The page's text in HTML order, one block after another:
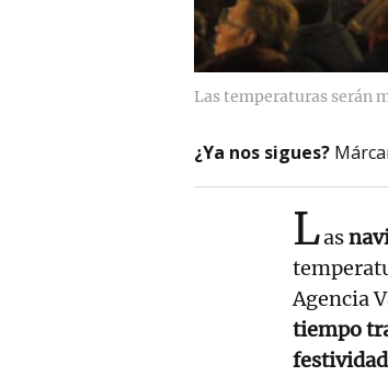
Las temperaturas serán
¿Ya nos sigues?
Las
Agencia
tiempo